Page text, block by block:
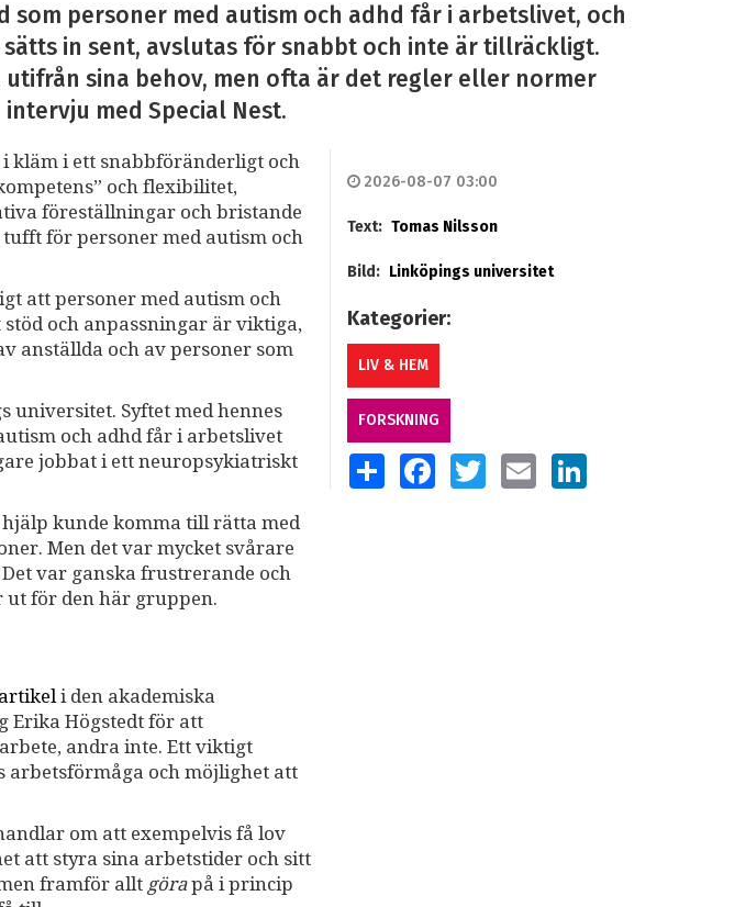
personer med autism och adhd får i arbetslivet, och
in sent, avslutas för snabbt och inte är tillräckligt.
sina behov, men ofta är det regler eller normer
med Special Nest.
kläm i ett snabbföränderligt och
och flexibilitet,
föreställningar och bristande
för personer med autism och
att personer med autism och
och anpassningar är viktiga,
anställda och av personer som
universitet. Syftet med hennes
och adhd får i arbetslivet
jobbat i ett neuropsykiatriskt
kunde komma till rätta med
Men det var mycket svårare
var ganska frustrerande och
ut för den här gruppen.
artikeli den akademiska
Erika Högstedt för att
andra inte. Ett viktigt
arbetsförmåga och möjlighet att
om att exempelvis få lov
att styra sina arbetstider och sitt
framför allt görapå i princip
2026-08-07 03:00
Text: Tomas Nilsson
Bild: Linköpings universitet
Kategorier:
LIV & HEM
FORSKNING
SHARE FACEBOOKTWITTEREMAIL LINKEDIN